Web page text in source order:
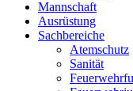
Mannschaft
Ausrüstung
Sachbereiche
Atemschutz
Sanität